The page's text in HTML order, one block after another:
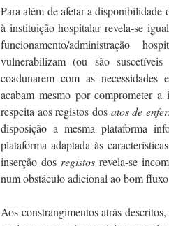
Para além de afetar a
à instituição hospitalar revela-se
funcionamento/administração
vulnerabilizam (ou são
coadunarem com as necessidades
acabam mesmo por comprometer
respeita aos registos dos atos de
disposição a mesma plataforma
plataforma adaptada às
inserção dos registos revela-se
num obstáculo adicional ao bom
Aos constrangimentos atrás